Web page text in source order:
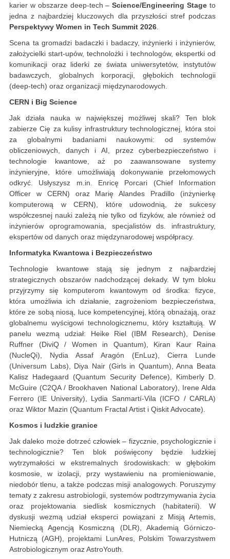
karier w obszarze deep-tech –Science/Engineering Stage to
jedna z najbardziej kluczowych dla przyszłości stref podczas
Perspektywy Women in Tech Summit 2026
Scena ta gromadzi badaczki i badaczy, inżynierki i inżynierów,
założycielki start-upów, technolożki i technologów, ekspertki od
komunikacji oraz liderki ze świata uniwersytetów, instytutów
badawczych, globalnych korporacji, głębokich technologii
(deep-tech) oraz organizacji międzynarodowych.
CERN i Big Science
Jak działa nauka w największej możliwej skali? Ten blok
zabierze Cię za kulisy infrastruktury technologicznej, która stoi
za globalnymi badaniami naukowymi: od systemów
obliczeniowych, danych i AI, przez cyberbezpieczeństwo i
technologie kwantowe, aż po zaawansowane systemy
inżynieryjne, które umożliwiają dokonywanie przełomowych
odkryć. Usłyszysz m.in. Enricę Porcari (Chief Information
Officer w CERN) oraz Marię Alandes Pradillo (inżynierkę
komputerową w CERN), które udowodnią, że sukcesy
współczesnej nauki zależą nie tylko od fizyków, ale również od
inżynierów oprogramowania, specjalistów ds. infrastruktury,
ekspertów od danych oraz międzynarodowej współpracy.
Informatyka Kwantowa i Bezpieczeństwo
Technologie kwantowe stają się jednym z najbardziej
strategicznych obszarów nadchodzącej dekady. W tym bloku
przyjrzymy się komputerom kwantowym od środka: fizyce,
która umożliwia ich działanie, zagrożeniom bezpieczeństwa,
które ze sobą niosą, luce kompetencyjnej, którą obnażają, oraz
globalnemu wyścigowi technologicznemu, który kształtują. W
panelu wezmą udział: Heike Riel (IBM Research), Denise
Ruffner (DiviQ / Women in Quantum), Kiran Kaur Raina
(NucleQi), Nydia Assaf Aragón (EnLuz), Cierra Lunde
(Universum Labs), Diya Nair (Girls in Quantum), Anna Beata
Kalisz Hadegaard (Quantum Security Defence), Kimberly D.
McGuire (C2QA / Brookhaven National Laboratory), Irene Alda
Ferrero (IE University), Lydia Sanmartí-Vila (ICFO / CARLA)
oraz Wiktor Mazin (Quantum Fractal Artist i Qiskit Advocate).
Kosmos i ludzkie granice
Jak daleko może dotrzeć człowiek – fizycznie, psychologicznie i
technologicznie? Ten blok poświęcony będzie ludzkiej
wytrzymałości w ekstremalnych środowiskach: w głębokim
kosmosie, w izolacji, przy wystawieniu na promieniowanie,
niedobór tlenu, a także podczas misji analogowych. Poruszymy
tematy z zakresu astrobiologii, systemów podtrzymywania życia
oraz projektowania siedlisk kosmicznych (habitaterii). W
dyskusji wezmą udział eksperci powiązani z Misją Artemis,
Niemiecką Agencją Kosmiczną (DLR), Akademią Górniczo-
Hutniczą (AGH), projektami LunAres, Polskim Towarzystwem
Astrobiologicznym oraz AstroYouth.